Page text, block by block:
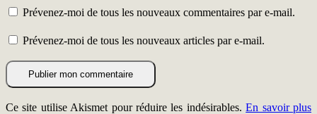
Prévenez-moi de tous les nouveaux commentaires par e-mail.
Prévenez-moi de tous les nouveaux articles par e-mail.
Ce site utilise Akismet pour réduire les indésirables.En savoir plus